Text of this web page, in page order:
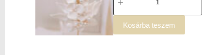
Kosárba teszem